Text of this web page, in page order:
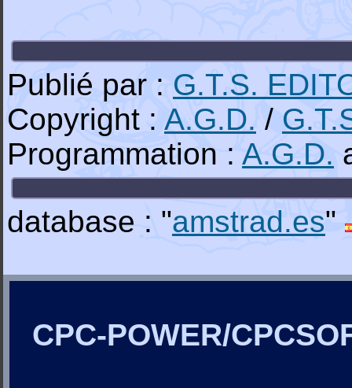
Publié par : G.T.S.
Copyright : A.G.D. /
Programmation : A.G.D.
database : "amstrad.es"
CPC-POWER/